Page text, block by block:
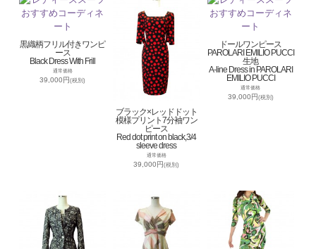
黒織柄フリル付きワンピ
ース
Black Dress With Frill
通常価格
39,000円(税別)
ブラック×レッドドット
模様プリント7分袖ワン
ピース
Red dot print on black,3/4
sleeve dress
通常価格
39,000円(税別)
ドールワンピース
PAROLARI EMILIO PUCCI
生地
A-line Dress in PAROLARI
EMILIO PUCCI
通常価格
39,000円(税別)